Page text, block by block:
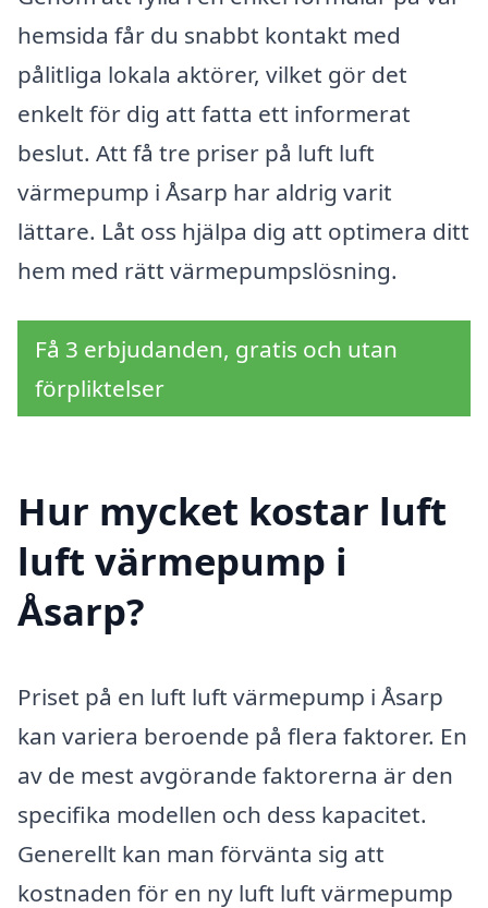
hemsida får du snabbt kontakt med
pålitliga lokala aktörer, vilket gör det
enkelt för dig att fatta ett informerat
beslut. Att få tre priser på luft luft
värmepump i Åsarp har aldrig varit
lättare. Låt oss hjälpa dig att optimera ditt
hem med rätt värmepumpslösning.
Få 3 erbjudanden, gratis och utan
förpliktelser
Hur mycket kostar luft
luft värmepump i
Åsarp?
Priset på en luft luft värmepump i Åsarp
kan variera beroende på flera faktorer. En
av de mest avgörande faktorerna är den
specifika modellen och dess kapacitet.
Generellt kan man förvänta sig att
kostnaden för en ny luft luft värmepump